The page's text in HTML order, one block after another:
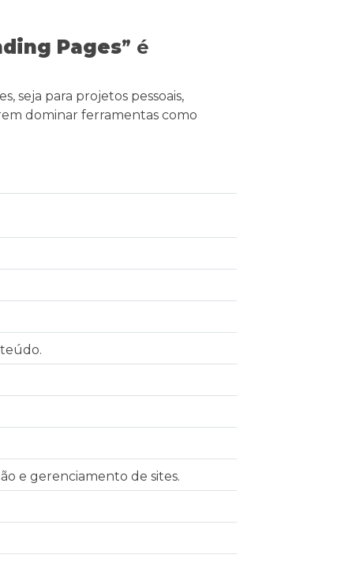
Pages” é
seja para projetos pessoais,
dominar ferramentas como
e gerenciamento de sites.